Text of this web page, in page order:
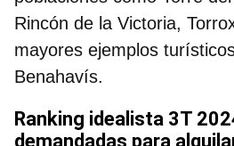
Rincón de la Victoria,
mayores ejemplos
Benahavís.